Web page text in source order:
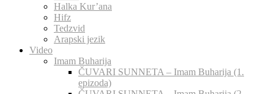
Halka Kur’ana
Hifz
Tedzvid
Arapski jezik
Video
Imam Buharija
ČUVARI SUNNETA – Imam Buharija (1.
epizoda)